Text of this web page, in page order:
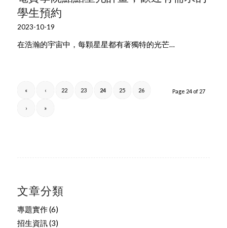
學生預約
2023-10-19
在浩瀚的宇宙中，每顆星星都有著獨特的光芒…
Page 24 of 27
« ‹ 22 23 24 25 26
› »
文章分類
專題實作(6)
招生資訊(3)